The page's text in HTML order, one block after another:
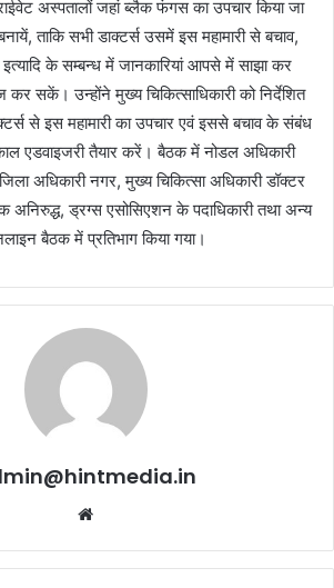
अस्पतालों जहां ब्लैक फंगस का उपचार किया जा
ताकि सभी डाक्टर्स उसमें इस महामारी से बचाव,
के सम्बन्ध में जानकारियां आपसे में साझा कर
सकें। उन्होंने मुख्य चिकित्साधिकारी को निर्देशित
से इस महामारी का उपचार एवं इससे बचाव के संबंध
एडवाइजरी तैयार करें। बैठक में नोडल अधिकारी
अधिकारी नगर, मुख्य चिकित्सा अधिकारी डॉक्टर
अनिरुद्ध, ड्रग्स एसोसिएशन के पदाधिकारी तथा अन्य
बैठक में प्रतिभाग किया गया।